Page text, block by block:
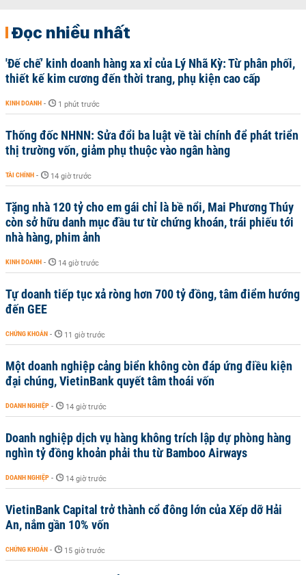
Đọc nhiều nhất
'Đế chế’ kinh doanh hàng xa xỉ của Lý Nhã Kỳ: Từ phân phối,
thiết kế kim cương đến thời trang, phụ kiện cao cấp
KINH DOANH - 1 phút trước
Thống đốc NHNN: Sửa đổi ba luật về tài chính để phát triển
thị trường vốn, giảm phụ thuộc vào ngân hàng
TÀI CHÍNH - 14 giờ trước
Tặng nhà 120 tỷ cho em gái chỉ là bề nổi, Mai Phương Thúy
còn sở hữu danh mục đầu tư từ chứng khoán, trái phiếu tới
nhà hàng, phim ảnh
KINH DOANH - 14 giờ trước
Tự doanh tiếp tục xả ròng hơn 700 tỷ đồng, tâm điểm hướng
đến GEE
CHỨNG KHOÁN - 11 giờ trước
Một doanh nghiệp cảng biển không còn đáp ứng điều kiện
đại chúng, VietinBank quyết tâm thoái vốn
DOANH NGHIỆP - 14 giờ trước
Doanh nghiệp dịch vụ hàng không trích lập dự phòng hàng
nghìn tỷ đồng khoản phải thu từ Bamboo Airways
DOANH NGHIỆP - 14 giờ trước
VietinBank Capital trở thành cổ đông lớn của Xếp dỡ Hải
An, nắm gần 10% vốn
CHỨNG KHOÁN - 15 giờ trước